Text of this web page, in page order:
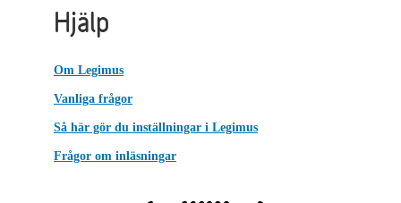
Hjälp
Om Legimus
Vanliga frågor
Så här gör du inställningar i Legimus
Frågor om inläsningar